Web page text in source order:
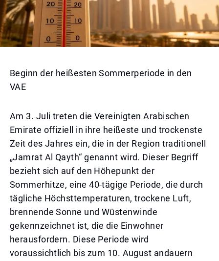
Beginn der heißesten Sommerperiode in den
VAE
Am 3. Juli treten die Vereinigten Arabischen
Emirate offiziell in ihre heißeste und trockenste
Zeit des Jahres ein, die in der Region traditionell
„Jamrat Al Qayth“ genannt wird. Dieser Begriff
bezieht sich auf den Höhepunkt der
Sommerhitze, eine 40-tägige Periode, die durch
tägliche Höchsttemperaturen, trockene Luft,
brennende Sonne und Wüstenwinde
gekennzeichnet ist, die die Einwohner
herausfordern. Diese Periode wird
voraussichtlich bis zum 10. August andauern